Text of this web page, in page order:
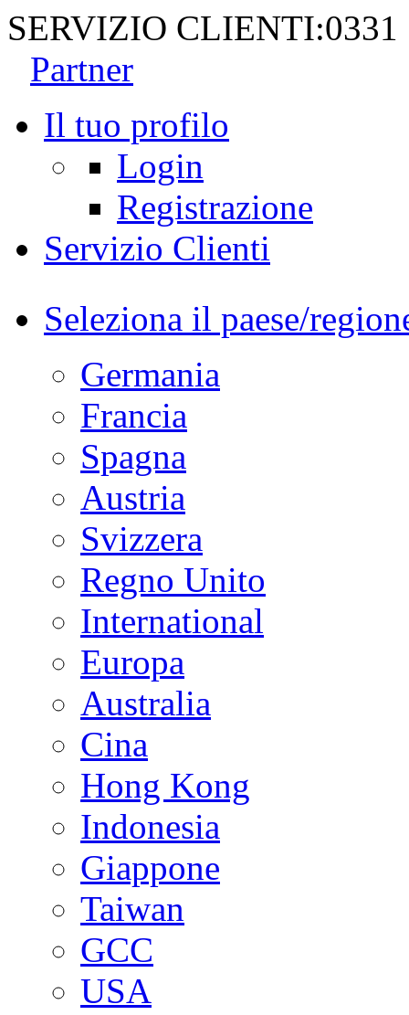
SERVIZIO CLIENTI:0331
Partner
Il tuo profilo
Login
Registrazione
Servizio Clienti
Seleziona il paese/
Germania
Francia
Spagna
Austria
Svizzera
Regno Unito
International
Europa
Australia
Cina
Hong Kong
Indonesia
Giappone
Taiwan
GCC
USA